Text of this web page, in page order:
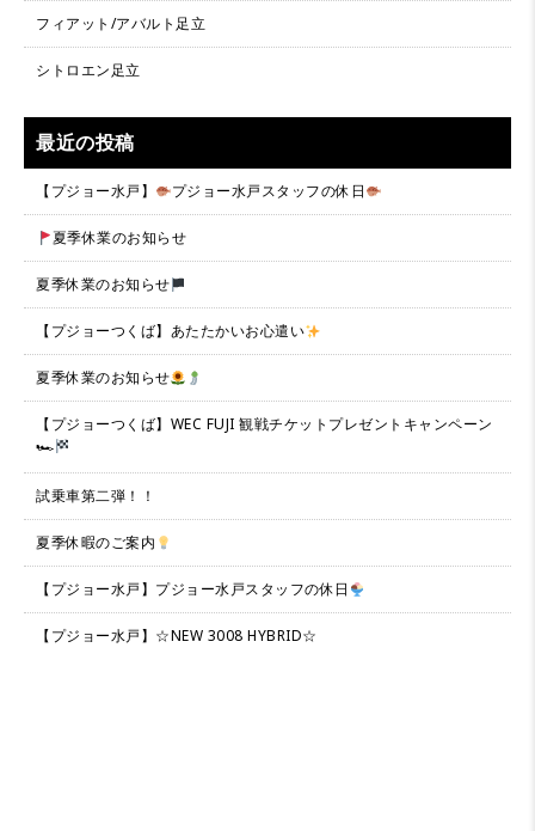
フィアット/アバルト足立
シトロエン足立
最近の投稿
【プジョー水戸】 プジョー水戸スタッフの休日
夏季休業のお知らせ
夏季休業のお知らせ
【プジョーつくば】あたたかいお心遣い
夏季休業のお知らせ
【プジョーつくば】WEC FUJI 観戦チケットプレゼントキャンペーン
🏎
試乗車第二弾！！
夏季休暇のご案内
【プジョー水戸】プジョー水戸スタッフの休日
【プジョー水戸】☆NEW 3008 HYBRID☆